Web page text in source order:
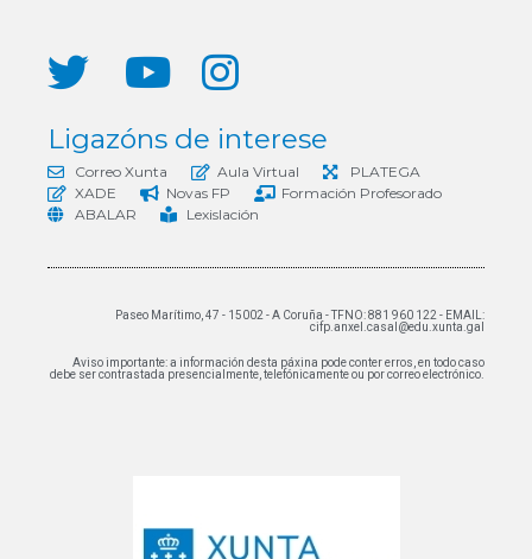
Ligazóns de interese
Correo Xunta Aula Virtual
PLATEGA
XADE
Novas FP
Formación Profesorado
ABALAR
Lexislación
Paseo Marítimo, 47 - 15002 - A Coruña - TFNO: 881 960 122 - EMAIL:
cifp.anxel.casal@edu.xunta.gal
Aviso importante: a información desta páxina pode conter erros, en todo caso
debe ser contrastada presencialmente, telefónicamente ou por correo electrónico.